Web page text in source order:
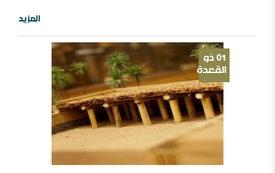
والترمذي والحاكم وغيرهم عن فضالة بن عبيد عن رسول
الدعوة إلى ..
المزيد
01 ذو
القعدة